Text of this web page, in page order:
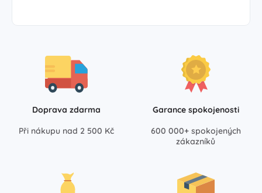
Doprava zdarma
Při nákupu nad 2 500 Kč
Garance spokojenosti
600 000+ spokojených
zákazníků